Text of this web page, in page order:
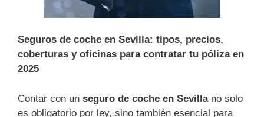
Seguros de coche en Sevilla: tipos, precios,
coberturas y oficinas para contratar tu póliza en
2025
Contar con un seguro de coche en Sevillano solo
es obligatorio por ley, sino también esencial para